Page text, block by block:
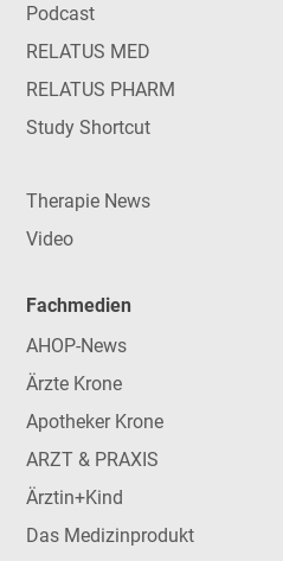
Podcast
RELATUS MED
RELATUS PHARM
Study Shortcut
Therapie News
Video
Fachmedien
AHOP-News
Ärzte Krone
Apotheker Krone
ARZT & PRAXIS
Ärztin+Kind
Das Medizinprodukt